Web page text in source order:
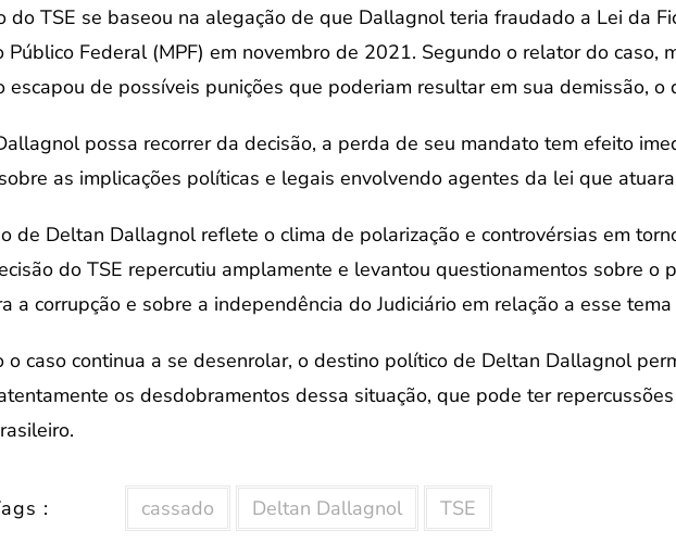
do TSE se baseou na alegação de que Dallagnol teria fraudado a Lei da
Público Federal (MPF) em novembro de 2021. Segundo o relator do caso,
escapou de possíveis punições que poderiam resultar em sua demissão, o
possa recorrer da decisão, a perda de seu mandato tem efeito
as implicações políticas e legais envolvendo agentes da lei que
de Deltan Dallagnol reflete o clima de polarização e controvérsias em
do TSE repercutiu amplamente e levantou questionamentos sobre o
a corrupção e sobre a independência do Judiciário em relação a esse
o caso continua a se desenrolar, o destino político de Deltan Dallagnol
os desdobramentos dessa situação, que pode ter
: cassado Deltan Dallagnol TSE